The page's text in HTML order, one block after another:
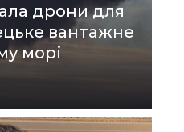
дрони для
вантажне
морі